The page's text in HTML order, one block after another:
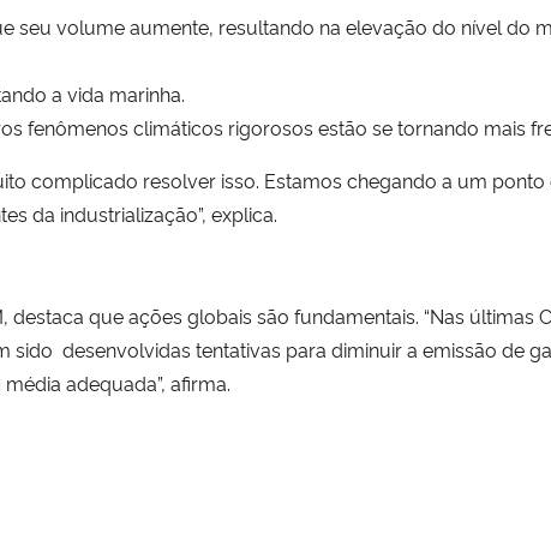
seu volume aumente, resultando na elevação do nível do
a vida marinha.
fenômenos climáticos rigorosos estão se tornando mais
complicado resolver isso. Estamos chegando a um ponto
da industrialização”, explica.
que ações globais são fundamentais. “Nas últimas
desenvolvidas tentativas para diminuir a emissão de
adequada”, afirma.